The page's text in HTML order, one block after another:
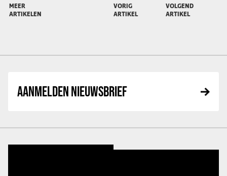
MEER
ARTIKELEN
VORIG
ARTIKEL
VOLGEND
ARTIKEL
AANMELDEN NIEUWSBRIEF